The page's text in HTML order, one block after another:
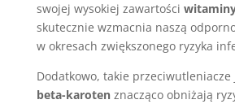
swojej wysokiej zawartości
skutecznie wzmacnia naszą
w okresach zwiększonego ryzyka
Dodatkowo, takie przeciwutleniacze
beta-karotenznacząco obniżają